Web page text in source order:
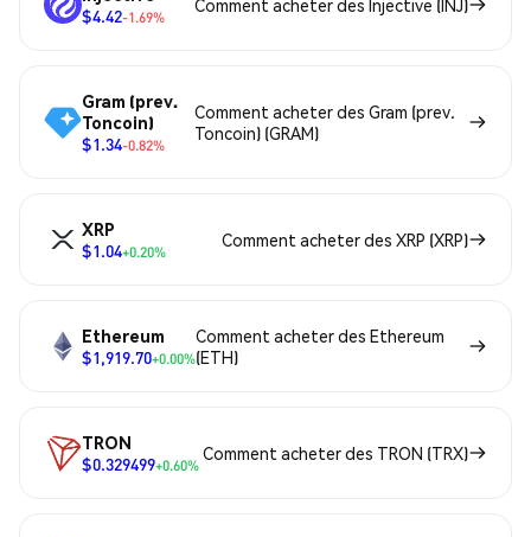
$4.42-1.69%
Comment acheter des Injective (INJ)
Gram (prev.
Toncoin)
$1.34-0.82%
Comment acheter des Gram (prev.
Toncoin) (GRAM)
XRP
$1.04+0.20%
Comment acheter des XRP (XRP)
Ethereum
$1,919.70+0.00%
Comment acheter des Ethereum
(ETH)
TRON
$0.329499+0.60%
Comment acheter des TRON (TRX)